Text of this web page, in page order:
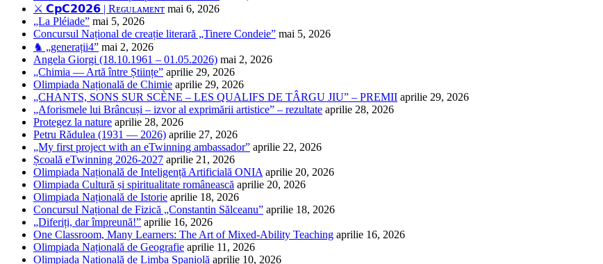
⚔️ 𝗖𝗽𝗖𝟮𝟬𝟮𝟲 | Rᴇɢᴜʟᴀᴍᴇɴᴛ mai 6, 2026
„La Pléiade” mai 5, 2026
Concursul Național de creație literară „Tinere Condeie” mai 5, 2026
♞ „generații4” mai 2, 2026
Angela Giorgi (18.10.1961 – 01.05.2026) mai 2, 2026
„Chimia — Artă între Științe” aprilie 29, 2026
Olimpiada Națională de Chimie aprilie 29, 2026
„CHANTS, SONS SUR SCÈNE – LES QUALIFS DE TÂRGU JIU” – PREMII aprilie 29, 2026
„Aforismele lui Brâncuși – izvor al exprimării artistice” – rezultate aprilie 28, 2026
Protegez la nature aprilie 28, 2026
Petru Rădulea (1931 — 2026) aprilie 27, 2026
„My first project with an eTwinning ambassador” aprilie 22, 2026
Școală eTwinning 2026-2027 aprilie 21, 2026
Olimpiada Națională de Inteligență Artificială ONIA aprilie 20, 2026
Olimpiada Cultură și spiritualitate românească aprilie 20, 2026
Olimpiada Națională de Istorie aprilie 18, 2026
Concursul Național de Fizică „Constantin Sălceanu” aprilie 18, 2026
„Diferiți, dar împreună!” aprilie 16, 2026
One Classroom, Many Learners: The Art of Mixed-Ability Teaching aprilie 16, 2026
Olimpiada Națională de Geografie aprilie 11, 2026
Olimpiada Națională de Limba Spaniolă aprilie 10, 2026